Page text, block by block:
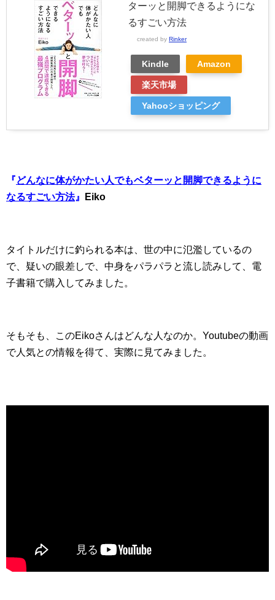
ターッと開脚できるようにな
るすごい方法
created by Rinker
Kindle Amazon
楽天市場
Yahooショッピング
『どんなに体がかたい人でもベターッと開脚できるように
なるすごい方法』 Eiko
タイトルだけに釣られる本は、世の中に氾濫しているの
で、疑いの眼差しで、中身をパラパラと流し読みして、電
子書籍で購入してみました。
そもそも、このEikoさんはどんな人なのか。Youtubeの動画
で人気との情報を得て、実際に見てみました。